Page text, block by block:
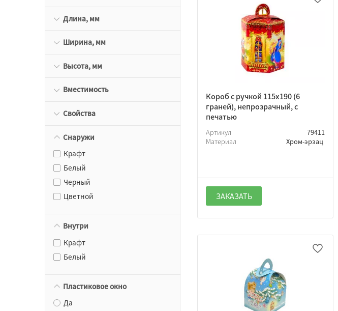
Длина, мм
Ширина, мм
Высота, мм
Вместимость
Свойства
Снаружи
Крафт
Белый
Черный
Цветной
Внутри
Крафт
Белый
Пластиковое окно
Да
Короб с ручкой 115х190 (6
граней), непрозрачный, с
печатью
Артикул
79411
Материал
Хром-эрзац
ЗАКАЗАТЬ